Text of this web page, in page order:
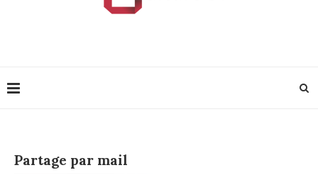
Partage par mail